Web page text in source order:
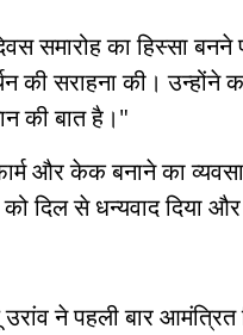
समारोह का हिस्सा बनने
की सराहना की। उन्होंने
की बात है।"
और केक बनाने का
दिल से धन्यवाद दिया
ने पहली बार